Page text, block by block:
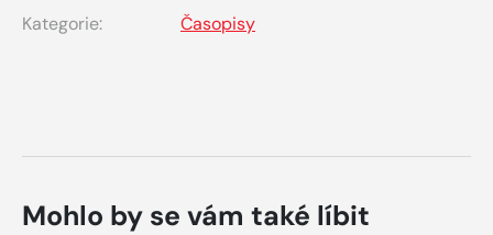
Kategorie:
Časopisy
Mohlo by se vám také líbit